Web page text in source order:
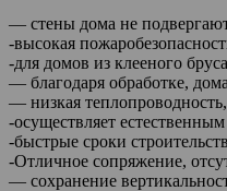
— стены дома не
-высокая
-для домов из клееного
— благодаря обработке,
— низкая
-осуществляет
-быстрые сроки
-Отличное сопряжение,
— сохранение